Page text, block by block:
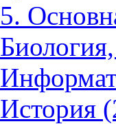
5.
История